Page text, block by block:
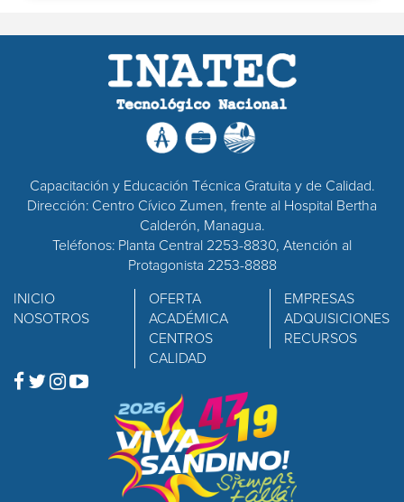
Capacitación y Educación Técnica Gratuita y de Calidad.
Dirección: Centro Cívico Zumen, frente al Hospital Bertha
Calderón, Managua.
Teléfonos: Planta Central 2253-8830, Atención al
Protagonista 2253-8888
INICIO
NOSOTROS
OFERTA
ACADÉMICA
CENTROS
CALIDAD
EMPRESAS
ADQUISICIONES
RECURSOS